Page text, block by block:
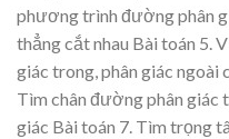
phương trình đường phân
thẳng cắt nhau Bài toán 5.
giác trong, phân giác ngoài
Tìm chân đườngphân giác
giác Bài toán 7. Tìm trọng